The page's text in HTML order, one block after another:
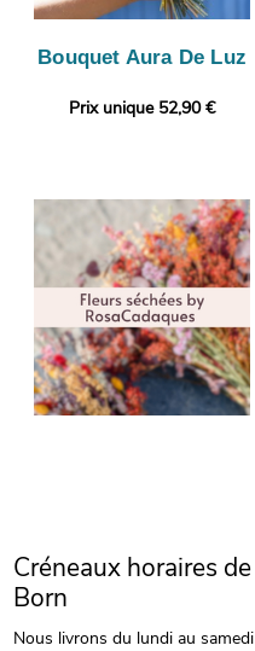
Bouquet Aura De Luz
Prix unique 52,90 €
Créneaux horaires
Born
Nous livrons du lundi au